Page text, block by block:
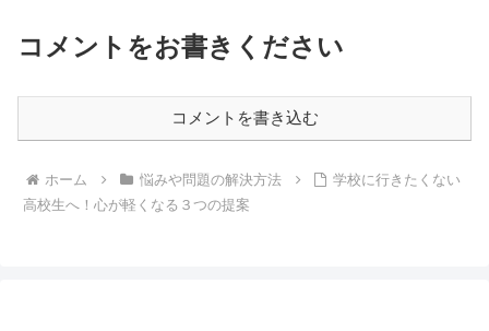
コメントをお書きください
コメントを書き込む
ホーム 悩みや問題の解決方法
学校に行きたくない
高校生へ！心が軽くなる３つの提案